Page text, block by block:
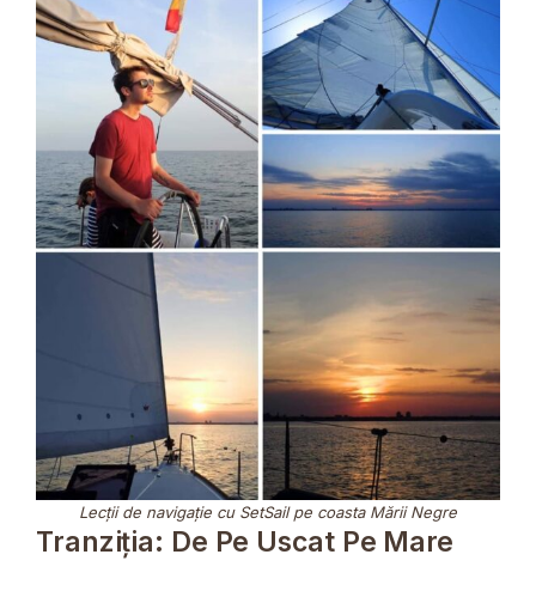
Lecții de navigație cu SetSail pe coasta Mării Negre
Tranziția: De Pe Uscat Pe Mare